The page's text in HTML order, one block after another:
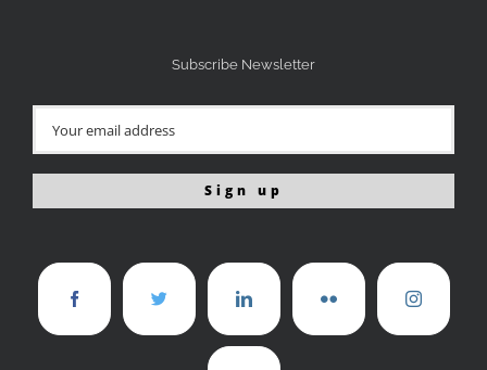
Subscribe Newsletter